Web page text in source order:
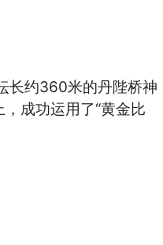
长约360米的丹陛桥神
成功运用了“黄金比